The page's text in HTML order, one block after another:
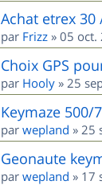
Achat etrex
par Frizz » 05 oct.
Choix GPS
par Hooly » 25
Keymaze 500/
par wepland » 25
Geonaute
par wepland » 17